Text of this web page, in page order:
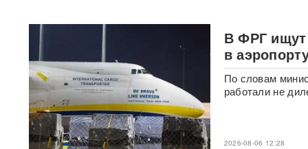
В Таиланде 7 человек
погибли в результате
стрельбы в школеВИДЕО
310 баллов ЕГЭ — и без
бюджета: почему отличники
не смогли поступить в
топовые вузы
В ФРГ ищут
в
По словам
работали не
2026-08-06 12:28